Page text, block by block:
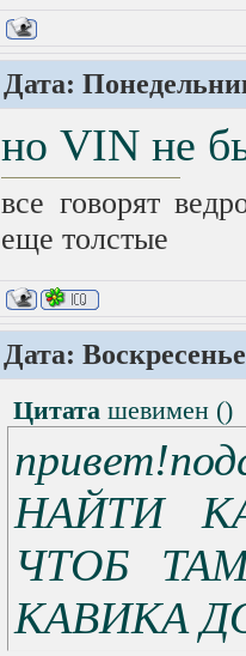
Дата:
но VIN не
все говорят
еще толстые
Дата:
Цитата шевимен ()
НАЙТИ
ЧТОБ
КАВИКА